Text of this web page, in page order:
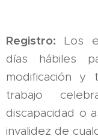
Registro: Los
días hábiles
modificación y
trabajo
discapacidad o
invalidez de